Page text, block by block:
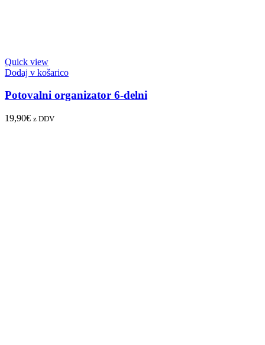
Quick view
Dodaj v košarico
Potovalni organizator 6-delni
19,90€ z DDV